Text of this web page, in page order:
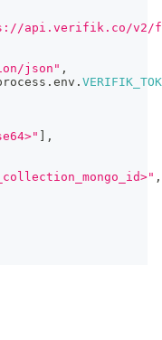
api.verifik.co/v2/
json" ,
. env .
,
,